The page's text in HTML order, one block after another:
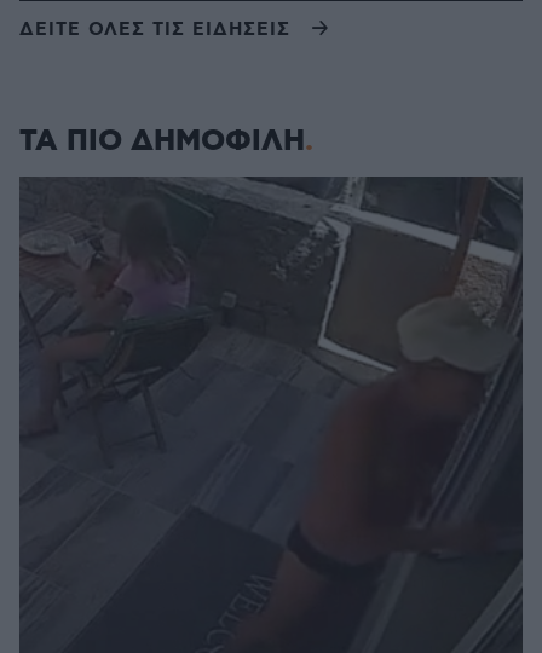
ΔΕΙΤΕ ΟΛΕΣ ΤΙΣ ΕΙΔΗΣΕΙΣ
ΤΑ ΠΙΟ ΔΗΜΟΦΙΛΗ